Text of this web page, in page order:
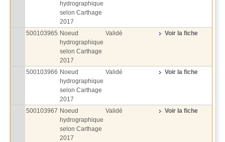
hydrographique
selon Carthage
2017
500103965 Noeud
hydrographique
selon Carthage
2017
Validé Voir la fiche
500103966 Noeud
hydrographique
selon Carthage
2017
Validé Voir la fiche
500103967 Noeud
hydrographique
selon Carthage
2017
Validé Voir la fiche